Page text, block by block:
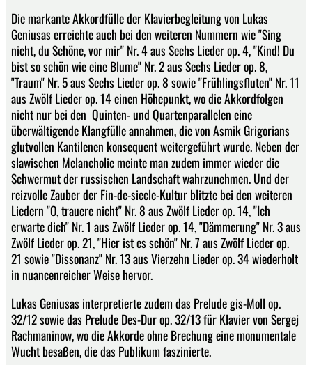
Die markante Akkordfülle der Klavierbegleitung von Lukas
Geniusas erreichte auch bei den weiteren Nummern wie "Sing
nicht, du Schöne, vor mir" Nr. 4 aus Sechs Lieder op. 4, "Kind! Du
bist so schön wie eine Blume" Nr. 2 aus Sechs Lieder op. 8,
"Traum" Nr. 5 aus Sechs Lieder op. 8 sowie "Frühlingsfluten" Nr. 11
aus Zwölf Lieder op. 14 einen Höhepunkt, wo die Akkordfolgen
nicht nur bei den Quinten- und Quartenparallelen eine
überwältigende Klangfülle annahmen, die von Asmik Grigorians
glutvollen Kantilenen konsequent weitergeführt wurde. Neben der
slawischen Melancholie meinte man zudem immer wieder die
Schwermut der russischen Landschaft wahrzunehmen. Und der
reizvolle Zauber der Fin-de-siecle-Kultur blitzte bei den weiteren
Liedern "O, trauere nicht" Nr. 8 aus Zwölf Lieder op. 14, "Ich
erwarte dich" Nr. 1 aus Zwölf Lieder op. 14, "Dämmerung" Nr. 3 aus
Zwölf Lieder op. 21, "Hier ist es schön" Nr. 7 aus Zwölf Lieder op.
21 sowie "Dissonanz" Nr. 13 aus Vierzehn Lieder op. 34 wiederholt
in nuancenreicher Weise hervor.
Lukas Geniusas interpretierte zudem das Prelude gis-Moll op.
32/12 sowie das Prelude Des-Dur op. 32/13 für Klavier von Sergej
Rachmaninow, wo die Akkorde ohne Brechung eine monumentale
Wucht besaßen, die das Publikum faszinierte.